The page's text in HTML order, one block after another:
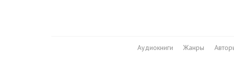
Аудиокниги Жанры